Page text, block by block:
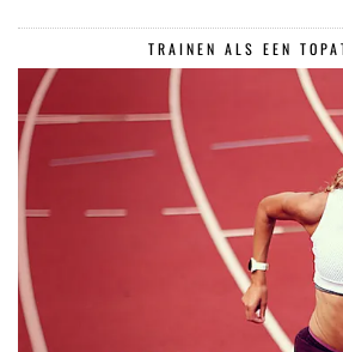
TRAINEN ALS EEN